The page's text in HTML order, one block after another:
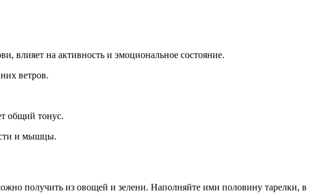
влияет на активность и эмоциональное состояние.
ветров.
общий тонус.
и мышцы.
получить из овощей и зелени. Наполняйте ими половину тарелки, в